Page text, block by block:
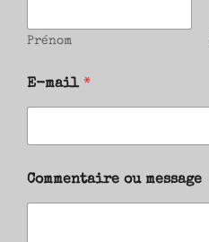
Prénom
E-mail *
Commentaire ou message